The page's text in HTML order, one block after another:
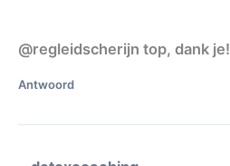
@regleidscherijn top, dank je!
Antwoord